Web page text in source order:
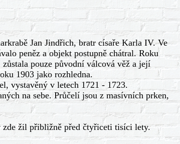
Jan Jindřich, bratr císaře Karla IV. Ve
peněz a objekt postupně chátral. Roku
pouze původní válcová věž a její
1903 jako rozhledna.
vystavěný v letech 1721 - 1723.
na sebe. Průčelí jsou z masívních prken,
zde žil přibližně před čtyřiceti tisíci lety.